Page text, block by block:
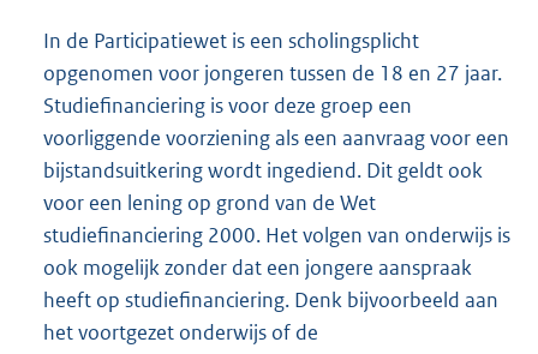
In de Participatiewet is een scholingsplicht
opgenomen voor jongeren tussen de 18 en 27 jaar.
Studiefinanciering is voor deze groep een
voorliggende voorziening als een aanvraag voor een
bijstandsuitkering wordt ingediend. Dit geldt ook
voor een lening op grond van de Wet
studiefinanciering 2000. Het volgen van onderwijs is
ook mogelijk zonder dat een jongere aanspraak
heeft op studiefinanciering. Denk bijvoorbeeld aan
het voortgezet onderwijs of de